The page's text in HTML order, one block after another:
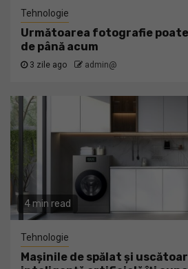
Tehnologie
Următoarea fotografie
de până acum
3 zile ago admin@
4 min read
Tehnologie
Mașinile de spălat și